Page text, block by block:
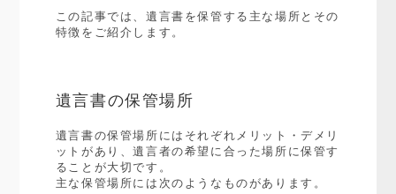
この記事では、遺言書を保管する主な場所とその
特徴をご紹介します。
遺言書の保管場所
遺言書の保管場所にはそれぞれメリット・デメリ
ットがあり、遺言者の希望に合った場所に保管す
ることが大切です。
主な保管場所には次のようなものがあります。